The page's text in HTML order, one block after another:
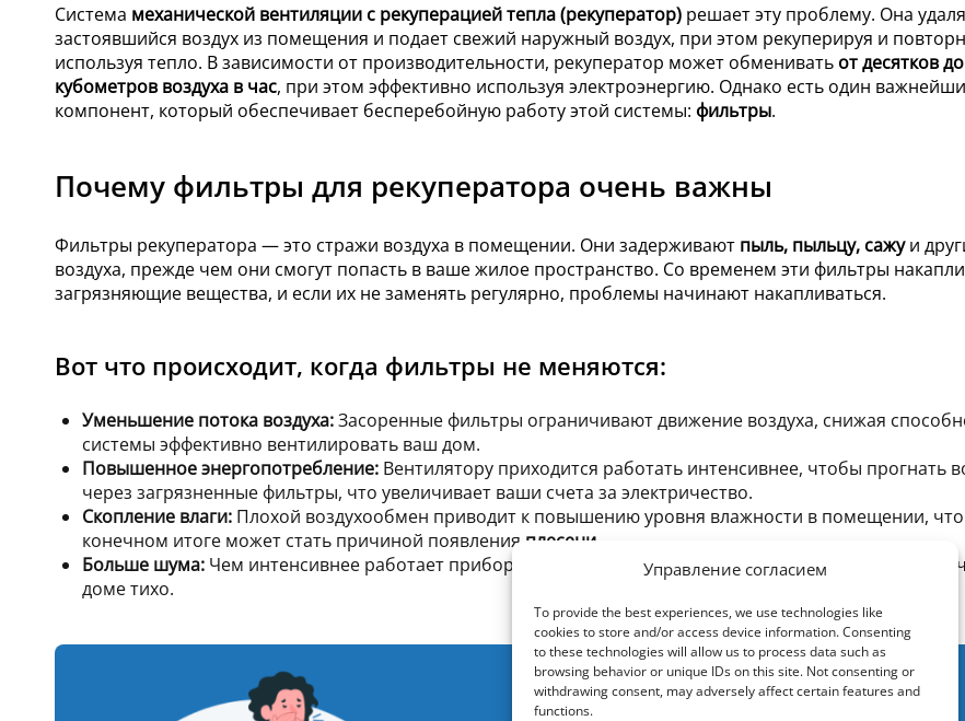
Управление согласием
To provide the best experiences, we use technologies like
cookies to store and/or access device information. Consenting
to these technologies will allow us to process data such as
browsing behavior or unique IDs on this site. Not consenting or
withdrawing consent, may adversely affect certain features and
functions.
Система механической вентиляции с рекуперацией тепла (рекуператор) решает эту проблему. Она
застоявшийся воздух из помещения и подает свежий наружный воздух, при этом рекуперируя и
используя тепло. В зависимости от производительности, рекуператор может обменивать от десятков
кубометров воздуха в час, при этом эффективно используя электроэнергию. Однако есть один
компонент, который обеспечивает бесперебойную работу этой системы: фильтры.
Почему фильтры для рекуператора очень важны
Фильтры рекуператора — это стражи воздуха в помещении. Они задерживают пыль, пыльцу, сажуи
воздуха, прежде чем они смогут попасть в ваше жилое пространство. Со временем эти фильтры
загрязняющие вещества, и если их не заменять регулярно, проблемы начинают накапливаться.
Вот что происходит, когда фильтры не меняются:
Уменьшение потока воздуха:Засоренные фильтры ограничивают движение воздуха, снижая
системы эффективно вентилировать ваш дом.
Повышенное энергопотребление: Вентилятору приходится работать интенсивнее, чтобы прогнать
через загрязненные фильтры, что увеличивает ваши счета за электричество.
Скопление влаги: Плохой воздухообмен приводит к повышению уровня влажности в помещении,
конечном итоге может стать причиной появления плесени
Больше шума: Чем интенсивнее работает прибор, тем громче он шумит — особенно это заметно
доме тихо.